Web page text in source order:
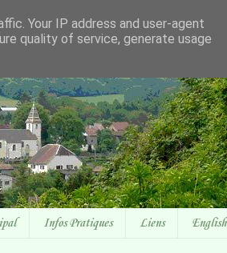
Infos Pratiques Liens English
Your IP address and user-agent
quality of service, generate usage